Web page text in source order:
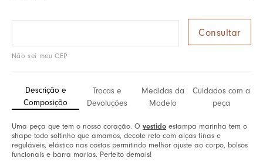
Não sei meu CEP
Descrição e
Composição
Trocas e
Devoluções
Medidas da
Modelo
Cuidados com a
peça
Uma peça que tem o nosso coração. O vestido estampa marinha tem o
shape todo soltinho que amamos, decote reto com alças finas e
reguláveis, elástico nas costas permitindo melhor ajuste ao corpo, bolsos
funcionais e barra marias. Perfeito demais!